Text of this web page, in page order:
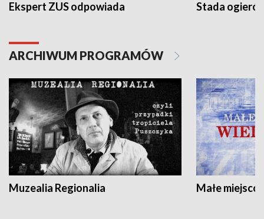
Ekspert ZUS odpowiada Stada
ARCHIWUM PROGRAMÓW
Muzealia Regionalia Małe